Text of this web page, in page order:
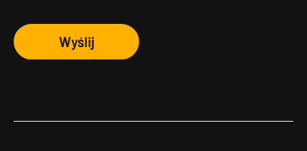
Wyślij